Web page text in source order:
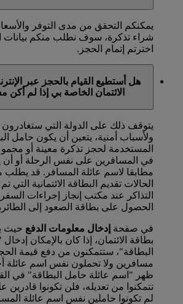
يمكنكم التحقق من مدى التوفر
شراء تذكرة، سوف نطلب منكم بيانات
اخترتم إتمام الحجز.
هل أستطيع القيام بالحجز عبر
الائتمان الخاصة بي إذا لم
يتوقف ذلك على الدولة التي
ولأسباب أمنية، يتعين أن يكون حامل
المستخدمة لحجز تذكرة معينة أو
في المسافرين على نفس الرحلة أو أن
مطابقا لاسم عائلة المسافر. قد
الحالات تقديم البطاقة الائتمانية التي
التذاكر عند مكتب إنجاز إجراءات
الحصول على بطاقة الصعود إلى
في صفحة إدخال معلومات الدفع حيث
بطاقة الائتمان، إذا كان بالإمكان
البطاقة"، ستتمكنون من دفع قيمة
مسافرين ولا تحملون نفس اسم عائلة
ظهر "اسم عائلة حامل البطاقة" في
تتمكنوا من تعديله، فلن تكونوا
لم تكونوا حاملين نفس اسم عائلة